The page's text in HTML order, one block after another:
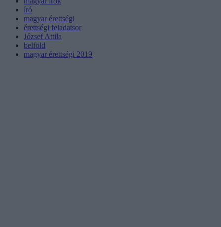
író
magyar érettségi
érettségi feladatsor
József Attila
belföld
magyar érettségi 2019